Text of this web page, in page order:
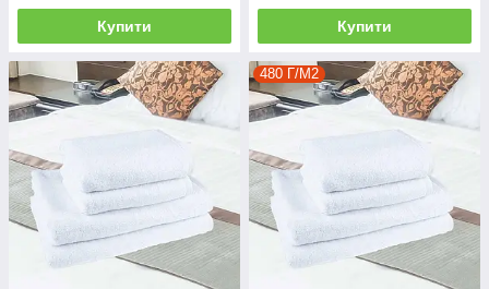
Купити Купити
480 Г/М2